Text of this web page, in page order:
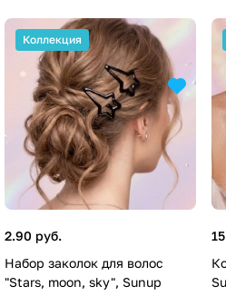
Коллекция
2.90 руб.
Набор заколок для волос
"Stars, moon, sky", Sunup